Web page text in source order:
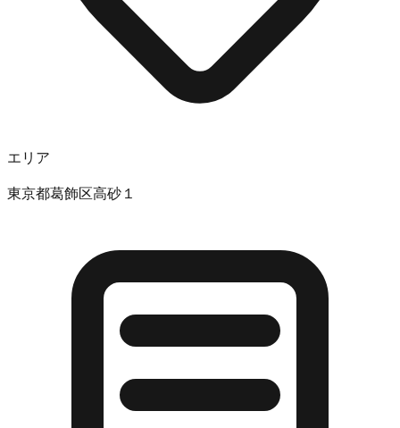
エリア
東京都葛飾区高砂１